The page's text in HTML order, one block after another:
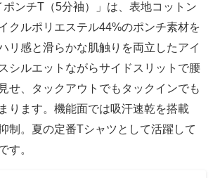
ンチT（5分袖）」は、表地コットン
クルポリエステル44%のポンチ素材を
リ感と滑らかな肌触りを両立したアイ
シルエットながらサイドスリットで腰
せ、タックアウトでもタックインでも
ります。機能面では吸汗速乾を搭載
制。夏の定番Tシャツとして活躍して
す。